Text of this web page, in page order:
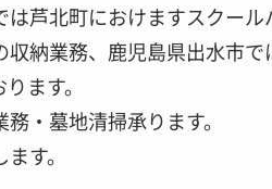
は芦北町におけますスクー
収納業務、鹿児島県出水市
ます。
・墓地清掃承ります。
す。